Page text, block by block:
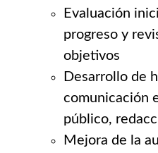
Evaluación
progreso y
objetivos
Desarrollo de
comunicación
público,
Mejora de la